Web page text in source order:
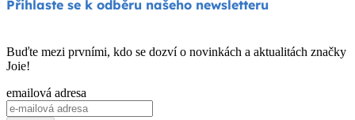
Houpátka a lehátka
Dětské postýlky a kolébky
Záruka
Návod k obsluze
Najít obchody
Přihlaste se k odběru našeho newsletteru
Buďte mezi prvními, kdo se dozví o novinkách a aktualitách značky
Joie!
emailová adresa